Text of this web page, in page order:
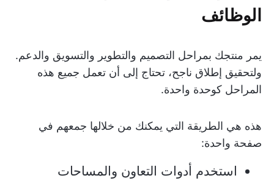
الوظائف
يمر منتجك بمراحل التصميم والتطوير والتسويق والدعم.
ولتحقيق إطلاق ناجح، تحتاج إلى أن تعمل جميع هذه
المراحل كوحدة واحدة.
هذه هي الطريقة التي يمكنك من خلالها جمعهم في
صفحة واحدة:
استخدم أدوات التعاون والمساحات